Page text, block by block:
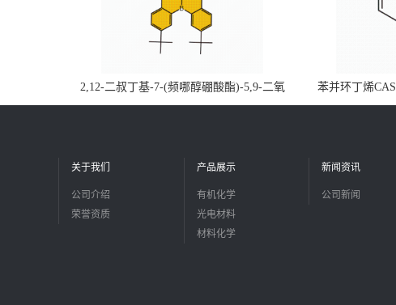
2,12-二叔丁基-7-(频哪醇硼酸酯)-5,9-二氧
杂-13b-硼萘并[3,2,1-de]蒽CAS号2648896-
苯并环丁烯
品，现货
关于我们
公司介绍
荣誉资质
产品展示
有机化学
光电材料
材料化学
新闻资讯
公司新闻